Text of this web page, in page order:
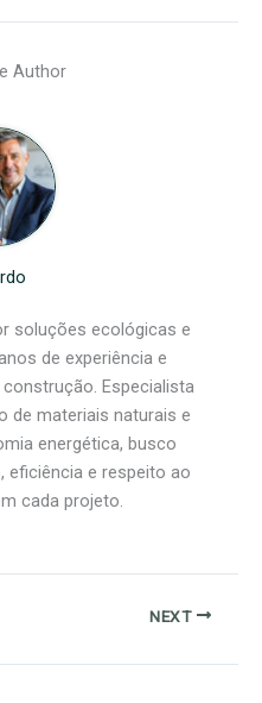
Author
soluções ecológicas e
de experiência e
Especialista
de materiais naturais e
energética, busco
eficiência e respeito ao
cada projeto.
NEXT